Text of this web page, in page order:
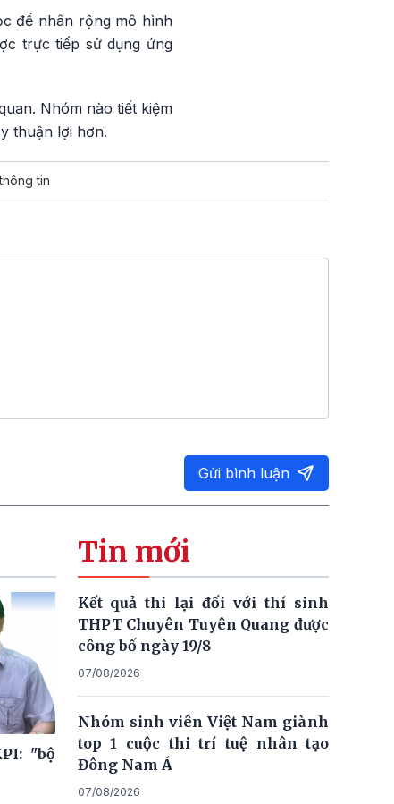
để nhân rộng mô hình
trực tiếp sử dụng ứng
Nhóm nào tiết kiệm
thuận lợi hơn.
tin
Gửi bình luận
"bộ
Tin mới
Kết quả thi lại đối với thí sinh
THPT Chuyên Tuyên Quang được
công bố ngày 19/8
07/08/2026
Nhóm sinh viên Việt Nam giành
top 1 cuộc thi trí tuệ nhân tạo
Đông Nam Á
07/08/2026